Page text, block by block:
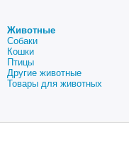
Животные
Собаки
Кошки
Птицы
Другие животные
Товары для животных